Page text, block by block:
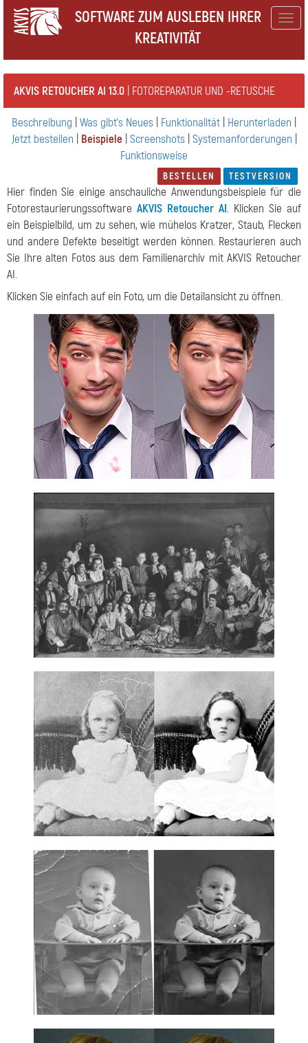
SOFTWARE ZUM AUSLEBEN IHRER
KREATIVITÄT
AKVIS RETOUCHER AI 13.0 | FOTOREPARATUR UND -RETUSCHE
Beschreibung Was gibt's Neues Funktionalität Herunterladen
Jetzt bestellen
Beispiele Screenshots| Systemanforderungen
Funktionsweise
BESTELLEN TESTVERSION
Hier finden Sie einige anschauliche Anwendungsbeispiele für die
Fotorestaurierungssoftware AKVIS Retoucher AI. Klicken Sie auf
ein Beispielbild, um zu sehen, wie mühelos Kratzer, Staub, Flecken
und andere Defekte beseitigt werden können. Restaurieren auch
Sie Ihre alten Fotos aus dem Familienarchiv mit AKVIS Retoucher
AI.
Klicken Sie einfach auf ein Foto, um die Detailansicht zu öffnen.